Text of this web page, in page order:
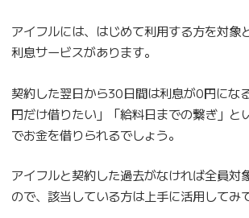
アイフルには、はじめて利用する方を対象
利息サービスがあります。
契約した翌日から30日間は利息が0円にな
円だけ借りたい」「給料日までの繋ぎ」と
でお金を借りられるでしょう。
アイフルと契約した過去がなければ全員対
ので、該当している方は上手に活用してみ